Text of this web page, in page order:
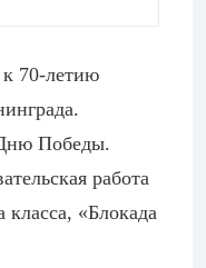
70-летию
Победы.
работа
«Блокада